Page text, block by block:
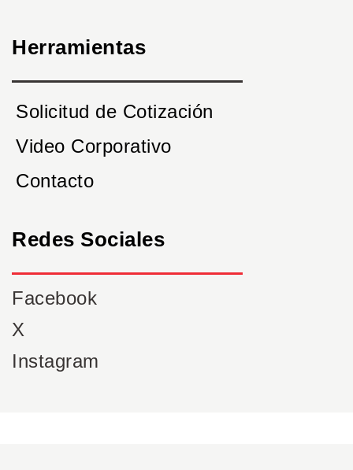
Herramientas
Solicitud de Cotización
Video Corporativo
Contacto
Redes Sociales
Facebook
X
Instagram